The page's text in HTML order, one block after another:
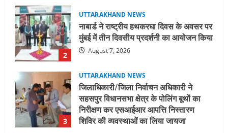
3
जिलाधिकारी/जिला निर्वाचन अधिकारी ने
सहसपुर विधानसभा क्षेत्र के पोलिंग बूथों का
निरीक्षण कर एसआईआर आपत्ति निस्तारण
शिविर की व्यवस्थाओं का लिया जायजा
4
UTTARAKHAND NEWS
तीलू रौतेली पुरस्कार के लिए 13 वीरांगनाओं का
चयन : रेखा आर्या
August 6, 2026